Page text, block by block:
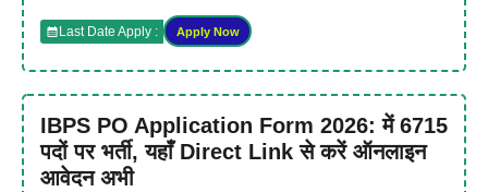
Last Date Apply : Apply Now
IBPS PO Application Form 2026: में 6715
पदों पर भर्ती, यहाँ Direct Link से करें ऑनलाइन
आवेदन अभी